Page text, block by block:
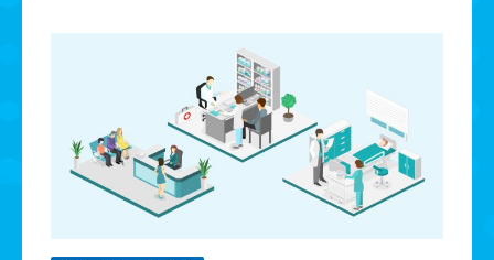
資料ダウンロード
よくあるご質問